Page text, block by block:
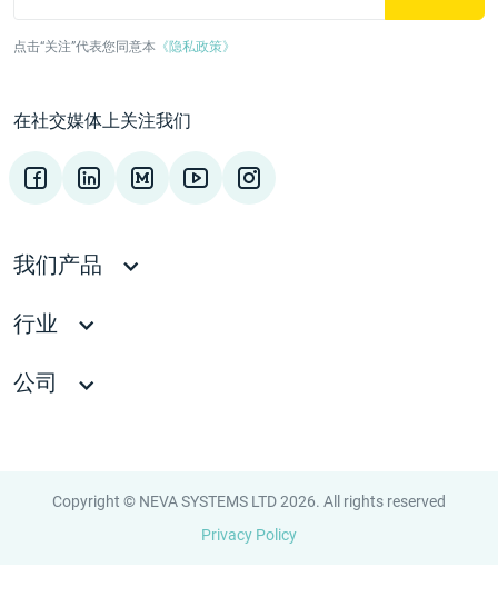
点击“关注”代表您同意本 《隐私政策》
在社交媒体上关注我们
我们产品
行业
公司
Copyright © NEVA SYSTEMS LTD 2026. All rights reserved
Privacy Policy